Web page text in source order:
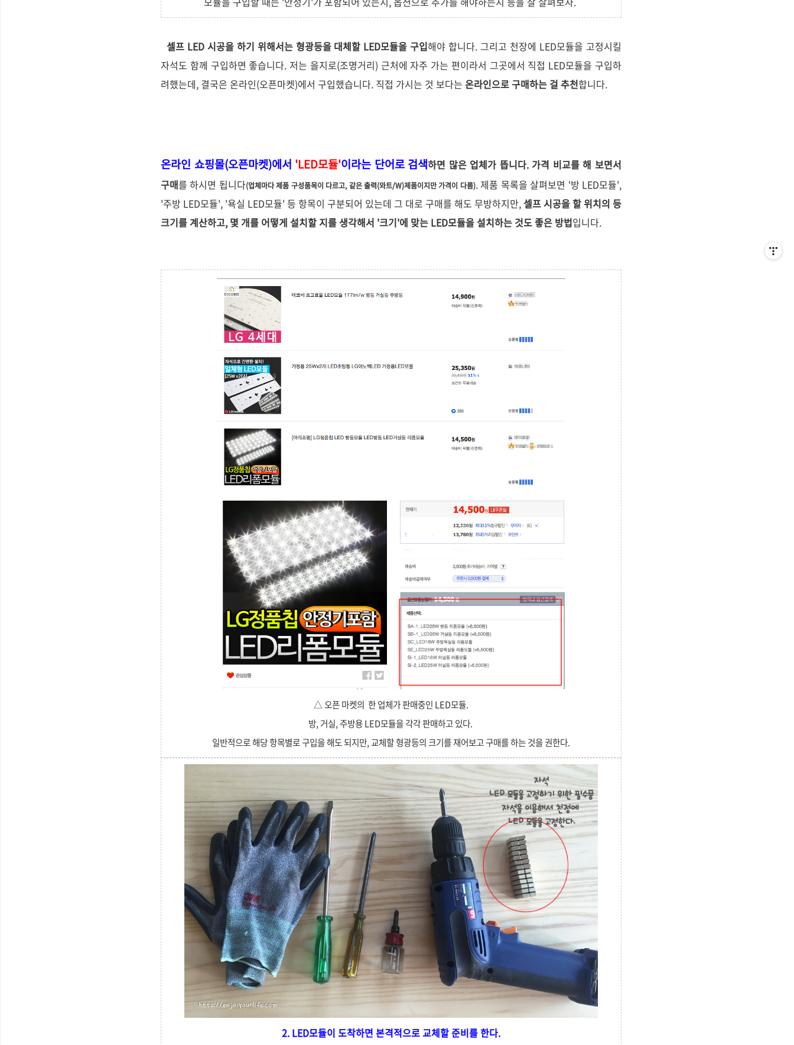
셀프 LED 시공을 하기 위해서는 형광등을 대체할 LED모듈을 구입해야 합니다. 그리고 천장에 LED모듈을 고정시킬
자석도 함께 구입하면 좋습니다. 저는 을지로(조명거리) 근처에 자주 가는 편이라서 그곳에서 직접 LED모듈을 구입하
려했는데, 결국은 온라인(오픈마켓)에서 구입했습니다. 직접 가시는 것 보다는 온라인으로 구매하는 걸 추천합니다.
온라인 쇼핑몰(오픈마켓)에서 'LED모듈'이라는 단어로 검색하면 많은 업체가 뜹니다. 가격 비교를 해 보면서
구매를 하시면 됩니다(업체마다 제품 구성품목이 다르고, 같은 출력(와트/W)제품이지만 가격이 다름). 제품 목록을 살펴보면 '방 LED모듈',
'주방 LED모듈', '욕실 LED모듈' 등 항목이 구분되어 있는데 그 대로 구매를 해도 무방하지만, 셀프 시공을 할 위치의 등
크기를 계산하고, 몇 개를 어떻게 설치할 지를 생각해서 '크기'에 맞는 LED모듈을 설치하는 것도 좋은 방법입니다.
△ 오픈 마켓의 한 업체가 판매중인 LED모듈.
방, 거실, 주방용 LED모듈을 각각 판매하고 있다.
일반적으로 해당 항목별로 구입을 해도 되지만, 교체할 형광등의 크기를 재어보고 구매를 하는 것을 권한다.
2. LED모듈이 도착하면 본격적으로 교체할 준비를 한다.